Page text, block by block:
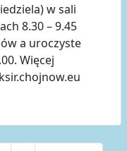
w sali
8.30 – 9.45
a uroczyste
Więcej